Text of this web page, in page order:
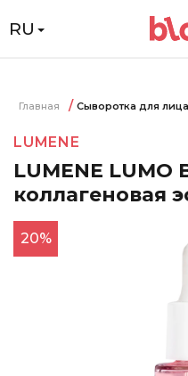
RU
Главная Сыворотка для лица
LUMENE
LUMENE LUMO
коллагеновая
20%